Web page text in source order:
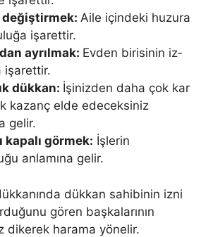
değiştirmek: Aile içinde­ki huzura
işarettir.
ayrılmak: Evden birisinin iz­
işarettir.
dükkan: İşinizden daha çok kar
ka­zanç elde edeceksiniz
gelir.
kapalı görmek: İşlerin
anlamına gelir.
dükkan sahibinin izni
gören başkalarının
dikerek harama yönelir.